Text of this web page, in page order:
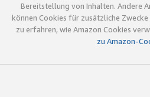
Bereitstellung von Inhalten. Andere
können Cookies für zusätzliche
zu erfahren, wie Amazon Cookies
zu Amazon-